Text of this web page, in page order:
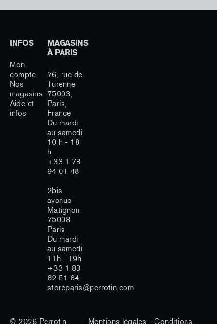
INFOS
Mon
compte
Nos
magasins
Aide et
infos
MAGASINS
À PARIS
76, rue de
Turenne
75003,
Paris,
France
Du mardi
au samedi
10 h - 18
h
+33 1 78
94 01 48
2bis
avenue
Matignon
75008
Paris
Du mardi
au samedi
11h - 19h
+33 1 83
62 51 64
storeparis@perrotin.com
© 2026 Perrotin Mentions légales -Conditions